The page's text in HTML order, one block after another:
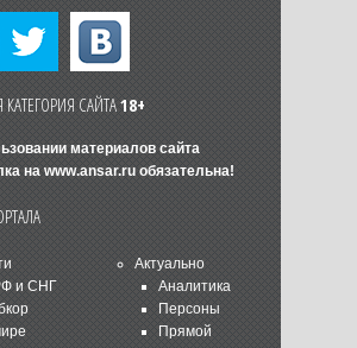
КАТЕГОРИЯ САЙТА18+
материалов сайта
на www.ansar.ruобязательна!
и СНГ
Актуально
Аналитика
Персоны
Прямой